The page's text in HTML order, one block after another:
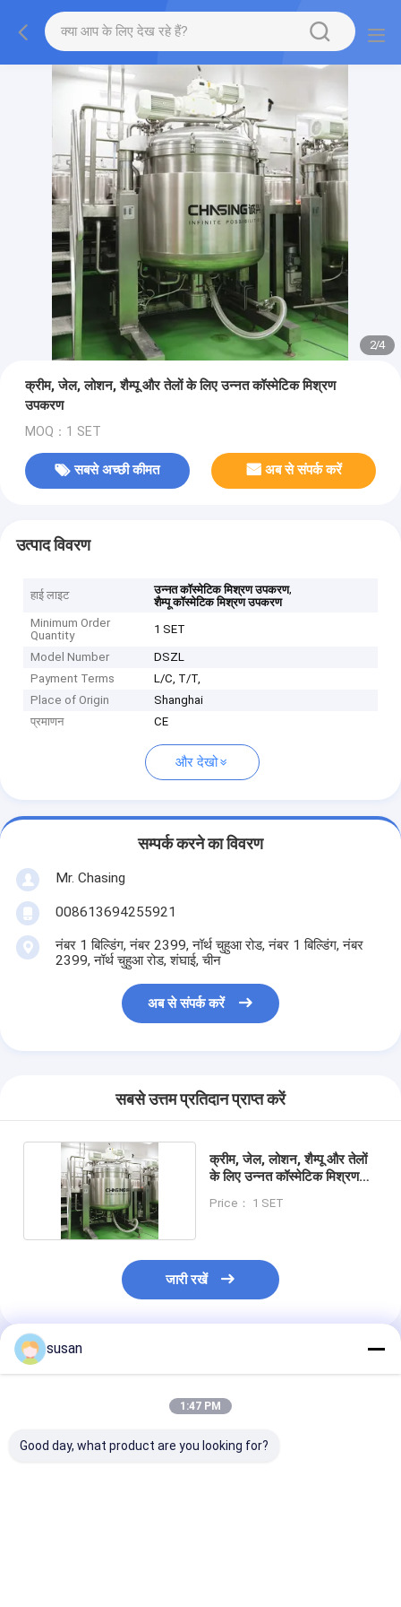
2/4
क्रीम, जेल, लोशन, शैम्पू और तेलों के लिए उन्नत कॉस्मेटिक मिश्रण
उपकरण
MOQ：1 SET
सबसे अच्छी कीमत अब से संपर्क करें
उत्पाद विवरण
हाई लाइट उन्नत कॉस्मेटिक मिश्रण उपकरण,
शैम्पू कॉस्मेटिक मिश्रण उपकरण
Minimum Order
Quantity
1 SET
Model Number
DSZL
Payment Terms
L/C, T/T,
Place of Origin
Shanghai
प्रमाणन
CE
और देखो
सम्पर्क करने का विवरण
Mr. Chasing
008613694255921
नंबर 1 बिल्डिंग, नंबर 2399, नॉर्थ चुहुआ रोड, नंबर 1 बिल्डिंग, नंबर
2399, नॉर्थ चुहुआ रोड, शंघाई, चीन
अब से संपर्क करें
सबसे उत्तम प्रतिदान प्राप्त करें
क्रीम, जेल, लोशन, शैम्पू और तेलों
के लिए उन्नत कॉस्मेटिक मिश्रण
Price： 1 SET
जारी रखें
अनुशंसित उत्पाद
susan
1:47 PM
Good day, what product are you looking for?